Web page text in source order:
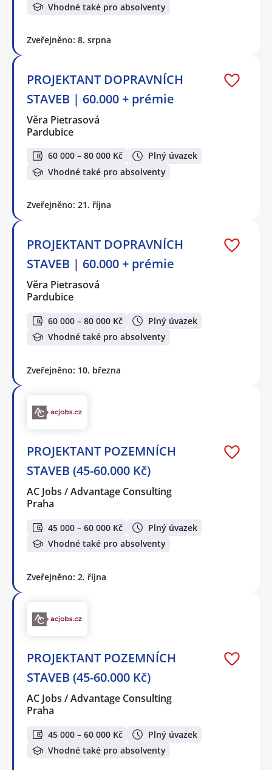
Vhodné také pro absolventy
Zveřejněno: 8. srpna
PROJEKTANT DOPRAVNÍCH
STAVEB | 60.000 + prémie
Věra Pietrasová
Pardubice
60 000 – 80 000 Kč
Plný úvazek
Vhodné také pro absolventy
Zveřejněno: 21. října
PROJEKTANT DOPRAVNÍCH
STAVEB | 60.000 + prémie
Věra Pietrasová
Pardubice
60 000 – 80 000 Kč
Plný úvazek
Vhodné také pro absolventy
Zveřejněno: 10. března
PROJEKTANT POZEMNÍCH
STAVEB (45-60.000 Kč)
AC Jobs / Advantage Consulting
Praha
45 000 – 60 000 Kč
Plný úvazek
Vhodné také pro absolventy
Zveřejněno: 2. října
PROJEKTANT POZEMNÍCH
STAVEB (45-60.000 Kč)
AC Jobs / Advantage Consulting
Praha
45 000 – 60 000 Kč
Plný úvazek
Vhodné také pro absolventy